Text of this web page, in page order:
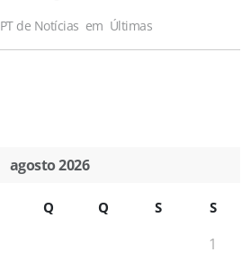
de Notícias em Últimas
agosto 2026
Q Q S S
1